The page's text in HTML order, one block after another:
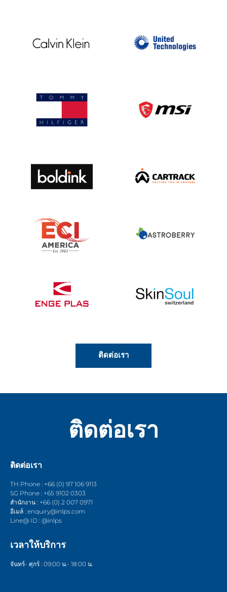
ติดต่อเรา
ติดต่อเรา
ติดต่อเรา
TH Phone : +66 (0) 97 106 9113
SG Phone : +65 9102 0303
สำนักงาน : +66 (0) 2 007 0971
อีเมล์ : enquiry@inlps.com
Line@ ID : @inlps
เวลาให้บริการ
จันทร์- ศุกร์ : 09:00 น.- 18:00 น.